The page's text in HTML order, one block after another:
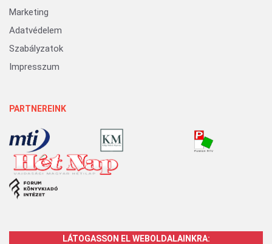
Marketing
Adatvédelem
Szabályzatok
Impresszum
PARTNEREINK
LÁTOGASSON EL WEBOLDALAINKRA: